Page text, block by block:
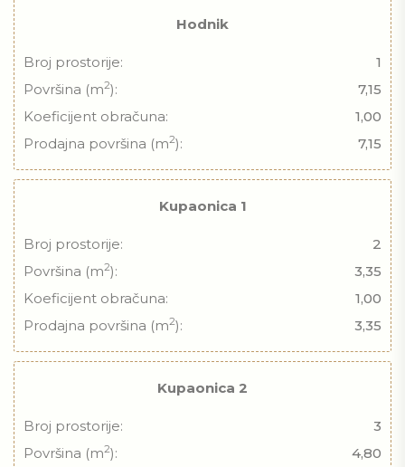
Hodnik
Broj prostorije:
1
Površina (m2):
7,15
Koeficijent obračuna:
1,00
Prodajna površina (m2): 7,15
Kupaonica 1
Broj prostorije:
2
Površina (m2):
3,35
Koeficijent obračuna:
1,00
Prodajna površina (m2): 3,35
Kupaonica 2
Broj prostorije:
3
Površina (m2):
4,80